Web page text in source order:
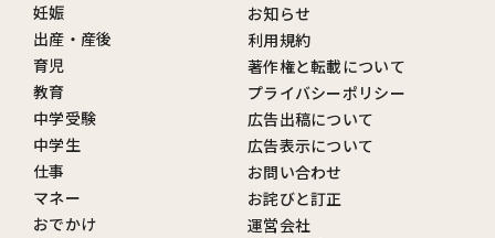
妊娠
出産・産後
育児
教育
中学受験
中学生
仕事
マネー
おでかけ
お知らせ
利用規約
著作権と転載について
プライバシーポリシー
広告出稿について
広告表示について
お問い合わせ
お詫びと訂正
運営会社